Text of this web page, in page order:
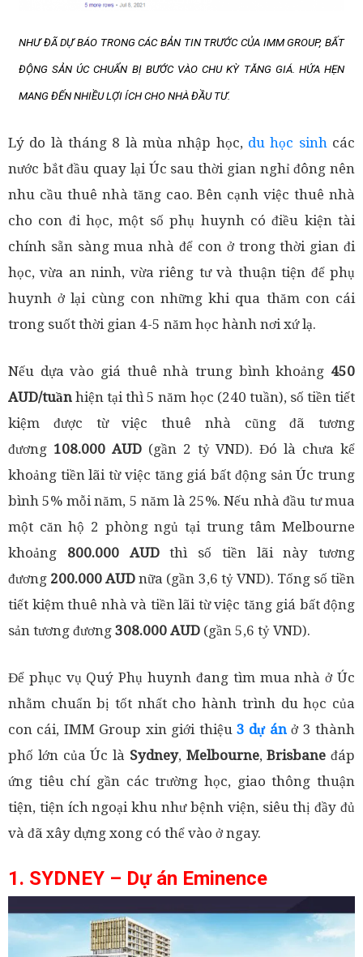
NHƯ ĐÃ DỰ BÁO TRONG CÁC BẢN TIN TRƯỚC CỦA IMM GROUP,BẤT
ĐỘNG SẢN ÚCCHUẨN BỊ BƯỚC VÀO CHU KỲ TĂNG GIÁ. HỨA HẸN
MANG ĐẾN NHIỀU LỢI ÍCH CHO NHÀ ĐẦU TƯ.
Lý do là tháng 8 là mùa nhập học, du học sinhcác
nước bắt đầu quay lại Úc sau thời gian nghỉ đông nên
nhu cầu thuê nhà tăng cao. Bên cạnh việc thuê nhà
cho con đi học, một số phụ huynh có điều kiện tài
chính sẵn sàng mua nhà để con ở trong thời gian đi
học, vừa an ninh, vừa riêng tư và thuận tiện để phụ
huynh ở lại cùng con những khi qua thăm con cái
trong suốt thời gian 4-5 năm học hành nơi xứ lạ.
Nếu dựa vào giá thuê nhà trung bình khoảng 450
AUD/tuần hiện tại thì 5 năm học (240 tuần), số tiền tiết
kiệm được từ việc thuê nhà cũng đã tương
đương 108.000 AUD(gần 2 tỷ VND). Đó là chưa kể
khoảng tiền lãi từ việc tăng giá bất động sản Úc trung
bình 5% mỗi năm, 5 năm là 25%. Nếu nhà đầu tư mua
một căn hộ 2 phòng ngủ tại trung tâm Melbourne
khoảng 800.000 AUDthì số tiền lãi này tương
đương 200.000 AUD nữa (gần 3,6 tỷ VND). Tổng số tiền
tiết kiệm thuê nhà và tiền lãi từ việc tăng giá bất động
sản tương đương 308.000 AUD (gần 5,6 tỷ VND).
Để phục vụ Quý Phụ huynh đang tìm mua nhà ở Úc
nhằm chuẩn bị tốt nhất cho hành trình du học của
con cái, IMM Group xin giới thiệu 3 dự ánở 3 thành
phố lớn của Úc là Sydney, Melbourne,Brisbane đáp
ứng tiêu chí gần các trường học, giao thông thuận
tiện, tiện ích ngoại khu như bệnh viện, siêu thị đầy đủ
và đã xây dựng xong có thể vào ở ngay.
1. SYDNEY – Dự án Eminence